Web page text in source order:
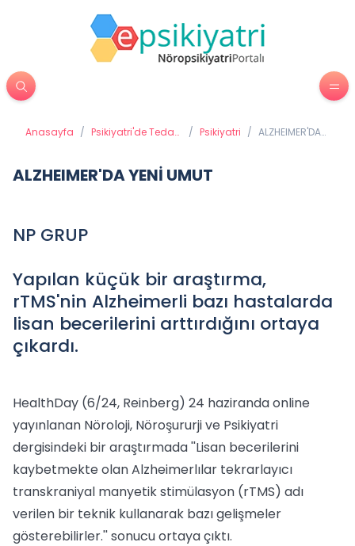
Anasayfa / Psikiyatri'de Tedavi
/ Psikiyatri / ALZHEIMER'DA
ALZHEIMER'DA YENİ UMUT
NP GRUP
Yapılan küçük bir araştırma,
rTMS'nin Alzheimerli bazı hastalarda
lisan becerilerini arttırdığını ortaya
çıkardı.
HealthDay (6/24, Reinberg) 24 haziranda online
yayınlanan Nöroloji, Nöroşururji ve Psikiyatri
dergisindeki bir araştırmada ''Lisan becerilerini
kaybetmekte olan Alzheimerlılar tekrarlayıcı
transkraniyal manyetik stimülasyon (rTMS) adı
verilen bir teknik kullanarak bazı gelişmeler
gösterebilirler.'' sonucu ortaya çıktı.